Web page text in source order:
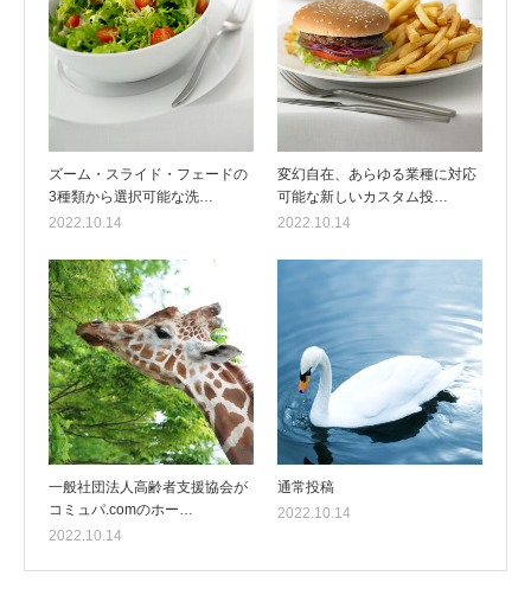
ズーム・スライド・フェードの
3種類から選択可能な洗…
2022.10.14
変幻自在、あらゆる業種に対応
可能な新しいカスタム投…
2022.10.14
一般社団法人高齢者支援協会が
コミュパ.comのホー…
2022.10.14
通常投稿
2022.10.14